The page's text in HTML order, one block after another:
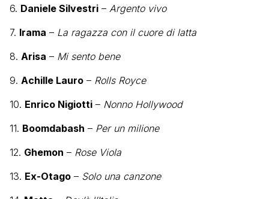
6. Daniele Silvestri – Argento vivo
7. Irama – La ragazza con il cuore di latta
8. Arisa – Mi sento bene
9. Achille Lauro – Rolls Royce
10. Enrico Nigiotti – Nonno Hollywood
11. Boomdabash – Per un milione
12. Ghemon – Rose Viola
13. Ex-Otago – Solo una canzone